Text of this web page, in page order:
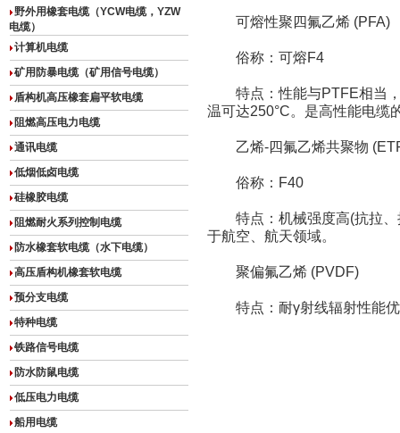
野外用橡套电缆（YCW电缆，YZW
电缆）
计算机电缆
矿用防暴电缆（矿用信号电缆）
盾构机高压橡套扁平软电缆
阻燃高压电力电缆
通讯电缆
低烟低卤电缆
硅橡胶电缆
阻燃耐火系列控制电缆
防水橡套软电缆（水下电缆）
高压盾构机橡套软电缆
预分支电缆
特种电缆
铁路信号电缆
防水防鼠电缆
低压电力电缆
船用电缆
可熔性聚四氟乙烯 (PFA)
俗称：可熔F4
特点：性能与PTFE相当，
温可达250°C。是高性能电缆
乙烯-四氟乙烯共聚物
俗称：F40
特点：机械强度高(抗拉、
于航空、航天领域。
聚偏氟乙烯 (PVDF)
特点：耐γ射线辐射性能优